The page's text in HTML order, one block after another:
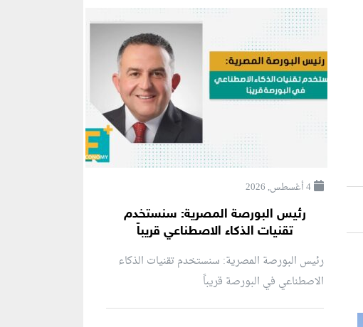
4 أغسطس, 2026
رئيس البورصة المصرية: سنستخدم
تقنيات الذكاء الاصطناعي قريباً
رئيس البورصة المصرية: سنستخدم تقنيات الذكاء
الاصطناعي في البورصة قريباً